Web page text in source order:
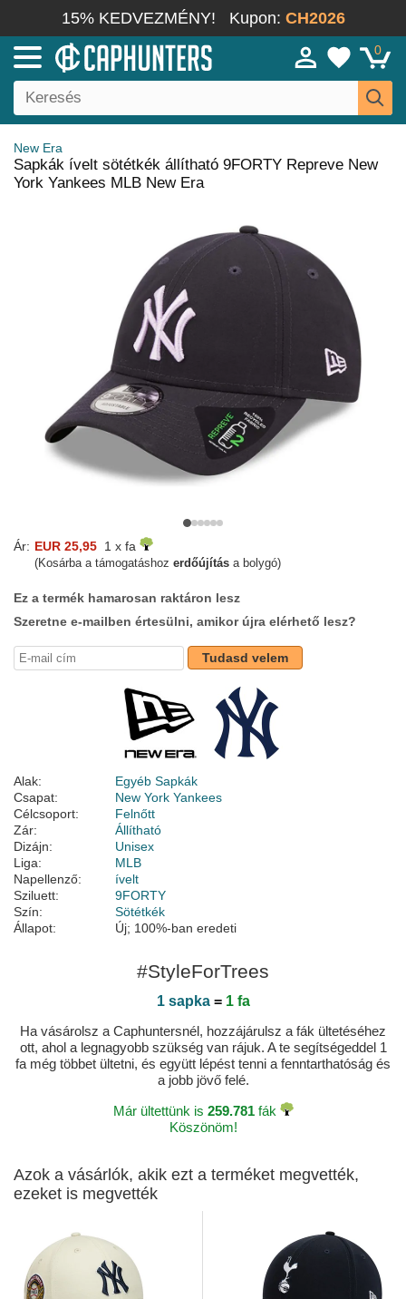
15% KEDVEZMÉNY! Kupon: CH2026
0
New Era
Sapkák ívelt sötétkék állítható 9FORTY Repreve New
York Yankees MLB New Era
Ár: EUR 25,95 1 x fa
(Kosárba a támogatáshoz erdőújítás a bolygó)
Ez a termék hamarosan raktáron lesz
Szeretne e-mailben értesülni, amikor újra elérhető lesz?
Tudasd velem
Alak:
Egyéb Sapkák
Csapat:
New York Yankees
Célcsoport:
Felnőtt
Zár:
Állítható
Dizájn:
Unisex
Liga:
MLB
Napellenző:
ívelt
Sziluett:
9FORTY
Szín:
Sötétkék
Állapot:
Új; 100%-ban eredeti
#StyleForTrees
1 sapka= 1 fa
Ha vásárolsz a Caphuntersnél, hozzájárulsz a fák ültetéséhez
ott, ahol a legnagyobb szükség van rájuk. A te segítségeddel 1
fa még többet ültetni, és együtt lépést tenni a fenntarthatóság és
a jobb jövő felé.
Már ültettünk is 259.781fák
Köszönöm!
Azok a vásárlók, akik ezt a terméket megvették,
ezeket is megvették